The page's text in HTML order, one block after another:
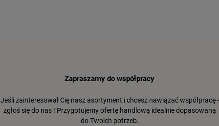
Zapraszamy do współpracy
Jeśli zainteresował Cię nasz asortyment i chcesz nawiązać współpracę -
zgłoś się do nas ! Przygotujemy ofertę handlową idealnie dopasowaną
do Twoich potrzeb.